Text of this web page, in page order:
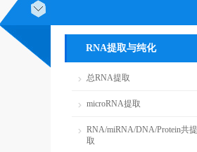
RNA提取与纯化
总RNA提取
microRNA提取
RNA/miRNA/DNA/Protein共提
取